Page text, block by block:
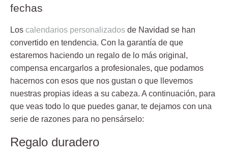
fechas
Los calendarios personalizados de Navidad se han
convertido en tendencia. Con la garantía de que
estaremos haciendo un regalo de lo más original,
compensa encargarlos a profesionales, que podamos
hacernos con esos que nos gustan o que llevemos
nuestras propias ideas a su cabeza. A continuación, para
que veas todo lo que puedes ganar, te dejamos con una
serie de razones para no pensárselo:
Regalo duradero